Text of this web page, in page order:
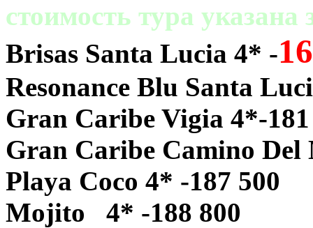
cтоимость тура
Brisas Santa Lucia 4* -
Resonance Blu Santa
Gran Caribe Vigia 4*-181
Gran Caribe Camino Del
Playa Coco 4* -187 500
Mojito 4* -188 800